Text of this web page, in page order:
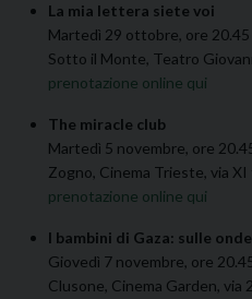
La mia lettera siete voi
Martedì 29 ottobre, ore 20.45
Sotto il Monte, Teatro
prenotazione online qui
The miracle club
Martedì 5 novembre, ore
Zogno, Cinema Trieste, via
prenotazione online qui
I bambini di Gaza: sulle
Giovedì 7 novembre, ore
Clusone, Cinema Garden, via